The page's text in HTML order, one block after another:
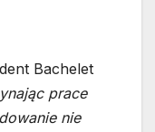
Bachelet
prace
nie